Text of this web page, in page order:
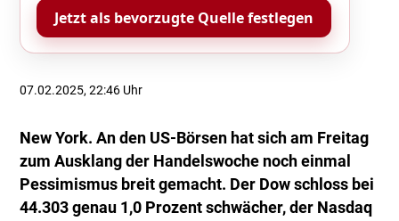
Jetzt als bevorzugte Quelle festlegen
07.02.2025, 22:46 Uhr
New York. An den US-Börsen hat sich am Freitag
zum Ausklang der Handelswoche noch einmal
Pessimismus breit gemacht. Der Dow schloss bei
44.303 genau 1,0 Prozent schwächer, der Nasdaq